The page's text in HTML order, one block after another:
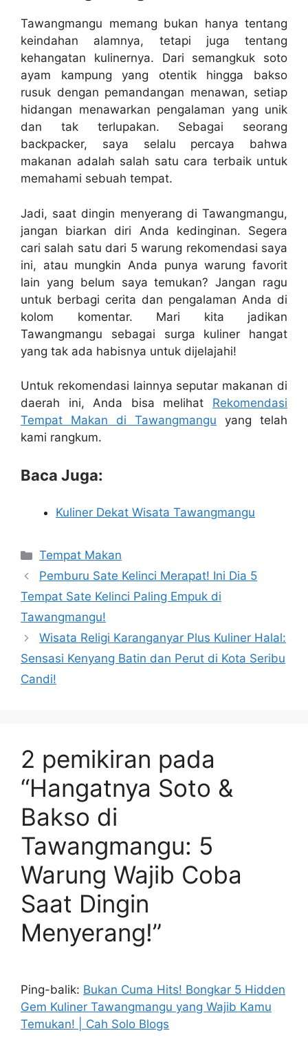
Tawangmangu memang bukan hanya tentang
keindahan alamnya, tetapi juga tentang
kehangatan kulinernya. Dari semangkuk soto
ayam kampung yang otentik hingga bakso
rusuk dengan pemandangan menawan, setiap
hidangan menawarkan pengalaman yang unik
dan tak terlupakan. Sebagai seorang
backpacker, saya selalu percaya bahwa
makanan adalah salah satu cara terbaik untuk
memahami sebuah tempat.
Jadi, saat dingin menyerang di Tawangmangu,
jangan biarkan diri Anda kedinginan. Segera
cari salah satu dari 5 warung rekomendasi saya
ini, atau mungkin Anda punya warung favorit
lain yang belum saya temukan? Jangan ragu
untuk berbagi cerita dan pengalaman Anda di
kolom komentar. Mari kita jadikan
Tawangmangu sebagai surga kuliner hangat
yang tak ada habisnya untuk dijelajahi!
Untuk rekomendasi lainnya seputar makanan di
daerah ini, Anda bisa melihat Rekomendasi
Tempat Makan di Tawangmangu yang telah
kami rangkum.
Baca Juga:
Kuliner Dekat Wisata Tawangmangu
Kategori
Tempat Makan
Pemburu Sate Kelinci Merapat! Ini Dia 5
Tempat Sate Kelinci Paling Empuk di
Tawangmangu!
Wisata Religi Karanganyar Plus Kuliner Halal:
Sensasi Kenyang Batin dan Perut di Kota Seribu
Candi!
2 pemikiran pada
“Hangatnya Soto &
Bakso di
Tawangmangu: 5
Warung Wajib Coba
Saat Dingin
Menyerang!”
Ping-balik: Bukan Cuma Hits! Bongkar 5 Hidden
Gem Kuliner Tawangmangu yang Wajib Kamu
Temukan! | Cah Solo Blogs